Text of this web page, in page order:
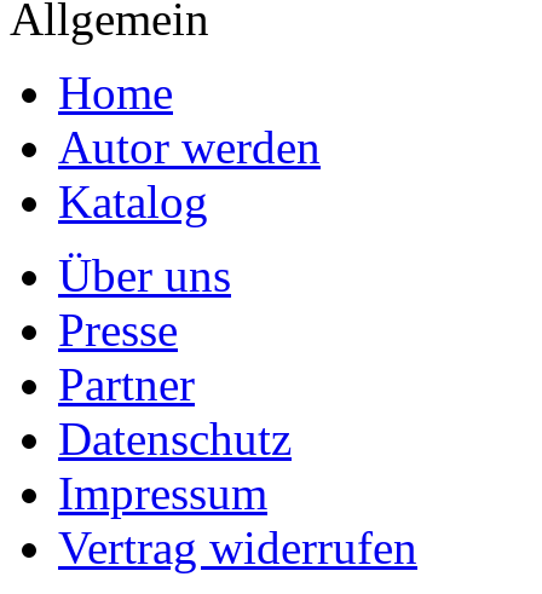
Allgemein
Home
Autor werden
Katalog
Über uns
Presse
Partner
Datenschutz
Impressum
Vertrag widerrufen